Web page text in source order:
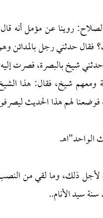
روينا عن مؤمل أنه
حدثني رجل بالمدائن
شيخ بالبصرة، فصرت
ومعهم شيخ، فقال: هذا
لهم هذا الحديث
الواحد"اهـ.
لأجل ذلك، وما لقي من
سيد الأنام..